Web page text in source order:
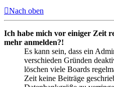
Nach oben
Ich habe mich vor einiger Zeit
mehr anmelden?!
Es kann sein, dass ein
verschieden Gründen
löschen viele Boards
Zeit keine Beiträge